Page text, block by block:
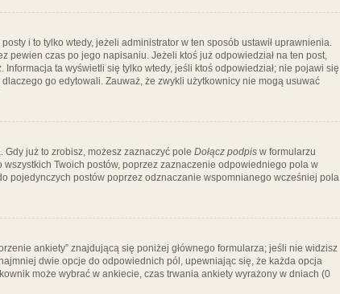
i to tylko wtedy, jeżeli administrator w ten sposób ustawił uprawnienia.
pewien czas po jego napisaniu. Jeżeli ktoś już odpowiedział na ten post,
ta wyświetli się tylko wtedy, jeśli ktoś odpowiedział; nie pojawi się
go edytowali. Zauważ, że zwykli użytkownicy nie mogą usuwać
już to zrobisz, możesz zaznaczyć pole Dołącz podpis w formularzu
Twoich postów, poprzez zaznaczenie odpowiedniego pola w
pojedynczych postów poprzez odznaczanie wspomnianego wcześniej pola
ankiety” znajdującą się poniżej głównego formularza; jeśli nie widzisz
dwie opcje do odpowiednich pól, upewniając się, że każda opcja
może wybrać w ankiecie, czas trwania ankiety wyrażony w dniach (0